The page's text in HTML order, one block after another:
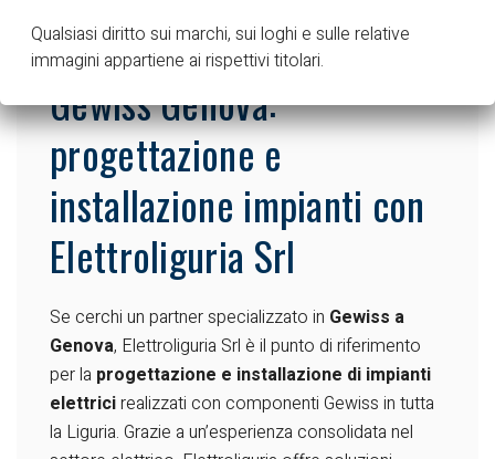
28 Gennaio 2026 MARCHI TRATTATI 0 comments
Gewiss Genova:
progettazione e
installazione impianti con
Elettroliguria Srl
Se cerchi un partner specializzato in Gewiss a
Genova, Elettroliguria Srl è il punto di riferimento
per la progettazione e installazione di impianti
elettricirealizzati con componenti Gewiss in tutta
la Liguria. Grazie a un’esperienza consolidata nel
Qualsiasi diritto sui marchi, sui loghi e sulle relative
immagini appartiene ai rispettivi titolari.